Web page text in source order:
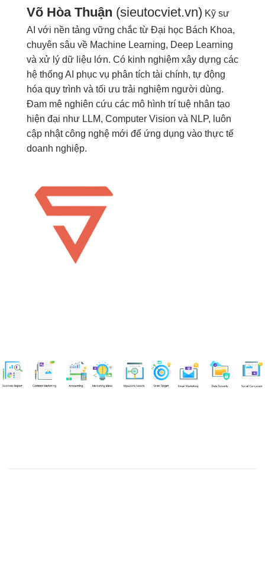
Võ Hòa Thuận (sieutocviet.vn) Kỹ sư
AI với nền tảng vững chắc từ Đại học Bách Khoa,
chuyên sâu về Machine Learning, Deep Learning
và xử lý dữ liệu lớn. Có kinh nghiệm xây dựng các
hệ thống AI phục vụ phân tích tài chính, tự động
hóa quy trình và tối ưu trải nghiệm người dùng.
Đam mê nghiên cứu các mô hình trí tuệ nhân tạo
hiện đại như LLM, Computer Vision và NLP, luôn
cập nhật công nghệ mới để ứng dụng vào thực tế
doanh nghiệp.